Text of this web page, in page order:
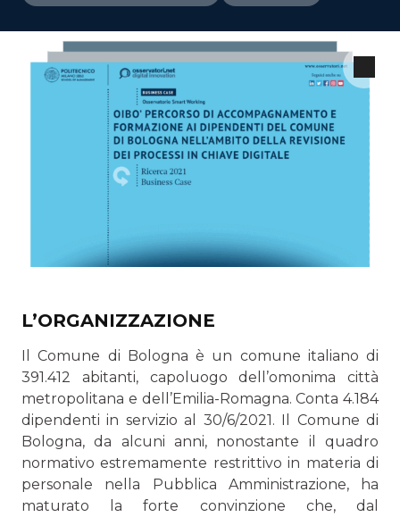
L’ORGANIZZAZIONE
Il Comune di Bologna è un comune italiano di
391.412 abitanti, capoluogo dell’omonima città
metropolitana e dell’Emilia-Romagna. Conta 4.184
dipendenti in servizio al 30/6/2021. Il Comune di
Bologna, da alcuni anni, nonostante il quadro
normativo estremamente restrittivo in materia di
personale nella Pubblica Amministrazione, ha
maturato la forte convinzione che, dal